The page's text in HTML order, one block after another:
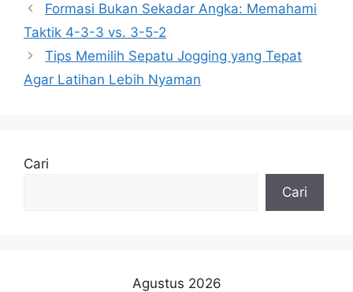
Formasi Bukan Sekadar Angka: Memahami
Taktik 4-3-3 vs. 3-5-2
Tips Memilih Sepatu Jogging yang Tepat
Agar Latihan Lebih Nyaman
Cari
Cari
Agustus 2026